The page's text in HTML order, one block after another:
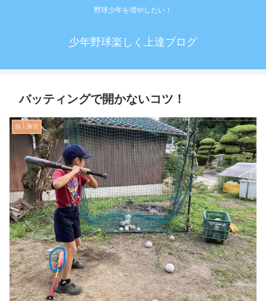
野球少年を増やしたい！
少年野球楽しく上達ブログ
バッティングで開かないコツ！
個人練習